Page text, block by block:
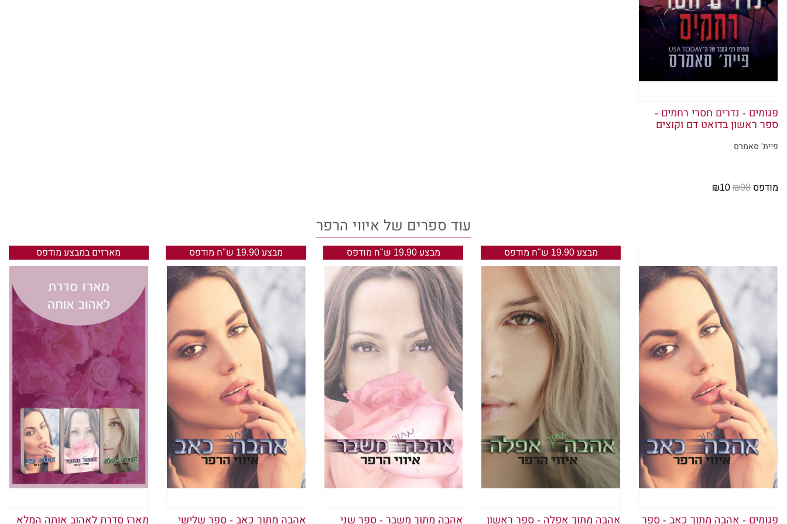
פרק 1
חופשייה ומשוחררת
אני מתיישבת ומביטה החוצה דרך חלון הזכוכית הענק, רואה איך המטוס נע על המסלול וצובר תאוצה
עד שהוא מתרומם באוויר וחוצה את השמים בדרכו למקום מסעיר כלשהו בעולם.
אני מביטה בתיקים שלי ופרפרים מתעופפים בבטני. סוף סוף המזוודה ארוזה והדרכון מונח בידיים
שלי. סוף סוף אני כאן, בנמל התעופה של סידני, ועוד מעט אעלה על מטוס ואעזוב את אוסטרליה,
הבית שלי. אני אוהבת את הבית שלי, אבל תמיד חלמתי לטייל בעולם, והיום החלום הזה סוף סוף
מתגשם. אני, לילי מורגן, עולה על מטוס כדי לטייל בעולם. ההתרגשות רוטטת בגופי כמו זיקוקי דינור,
ואני מוכנה להראות לעולם עד כמה אני מאושרת.
אני מביטה סביבי במסוף נמל התעופה ורואה את האנשים המתרוצצים לכל עבר; חלקם מדברים
בטלפון, זוג הורים מנסה להשקיט את הילדים, אחרים פשוט יושבים ומביטים לעבר מסלול ההמראה.
אני תוהה אם גם הם כמוני, משתאים נוכח העובדה שהם עומדים לעשות דבר שעליו רק העזו לחלום.
אני מרגישה תנועה ליד מכנסי הג׳ינס הקצרים שאני לובשת. כשאני מביטה מעבר לחולצה הלבנה שלי,
פגומים - נדרים חסרי רחמים -
ספר ראשון בדואט דם וקוצים
פיית' סאמרס
מודפס ₪98
עוד ספרים של איווי הרפר
פגומים - אהבה מתוך כאב - ספר
מבצע 19.90 ש"ח מודפס
אהבה מתוך אפלה - ספר ראשון
מבצע 19.90 ש"ח מודפס
אהבה מתוך משבר - ספר שני
מבצע 19.90 ש"ח מודפס
אהבה מתוך כאב - ספר שלישי
מארזים במבצע מודפס
מארז סדרת לאהוב אותה המלא